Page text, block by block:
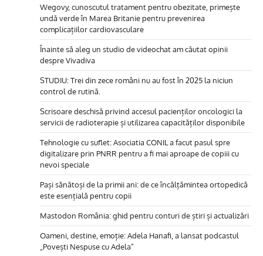
Wegovy, cunoscutul tratament pentru obezitate, primește
undă verde în Marea Britanie pentru prevenirea
complicațiilor cardiovasculare
Înainte să aleg un studio de videochat am căutat opinii
despre Vivadiva
STUDIU: Trei din zece români nu au fost în 2025 la niciun
control de rutină.
Scrisoare deschisă privind accesul pacienților oncologici la
servicii de radioterapie și utilizarea capacităților disponibile
Tehnologie cu suflet: Asociatia CONIL a facut pasul spre
digitalizare prin PNRR pentru a fi mai aproape de copiii cu
nevoi speciale
Pași sănătoși de la primii ani: de ce încălțămintea ortopedică
este esențială pentru copii
Mastodon România: ghid pentru conturi de știri și actualizări
Oameni, destine, emoție: Adela Hanafi, a lansat podcastul
„Povești Nespuse cu Adela”